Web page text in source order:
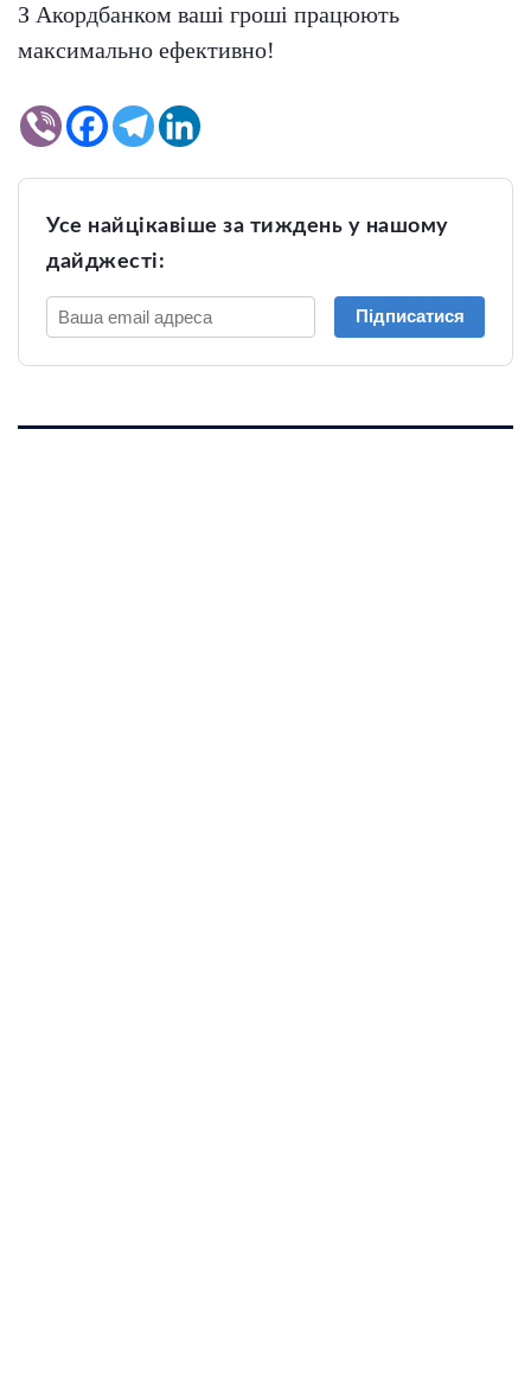
З Акордбанком ваші гроші працюють
максимально ефективно!
Усе найцікавіше за тиждень у нашому
дайджесті:
Підписатися